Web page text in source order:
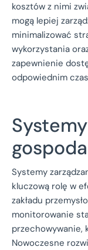
kosztów z nimi
mogą lepiej
minimalizować
wykorzystania
zapewnienie
odpowiednim
Systemy
kluczową rolę w
zakładu
monitorowanie
przechowywanie,
Nowoczesne